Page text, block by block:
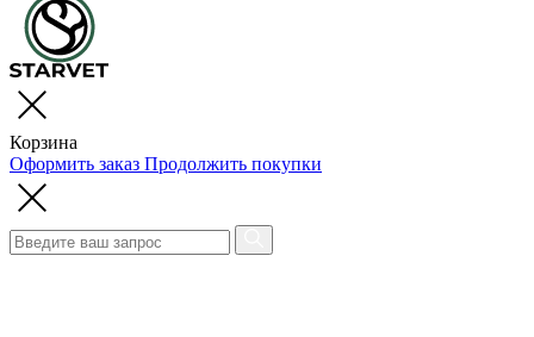
Корзина
Оформить заказ Продолжить покупки